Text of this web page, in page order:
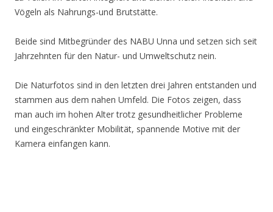
Vögeln als Nahrungs-und Brutstätte.
Beide sind Mitbegründer des NABU Unna und setzen sich seit
Jahrzehnten für den Natur- und Umweltschutz nein.
Die Naturfotos sind in den letzten drei Jahren entstanden und
stammen aus dem nahen Umfeld. Die Fotos zeigen, dass
man auch im hohen Alter trotz gesundheitlicher Probleme
und eingeschränkter Mobilität, spannende Motive mit der
Kamera einfangen kann.